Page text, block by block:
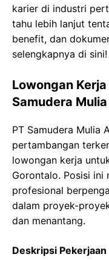
karier di industri
tahu lebih lanjut
benefit, dan
selengkapnya di sini!
Lowongan
Samudera
PT Samudera Mulia
pertambangan
lowongan kerja
Gorontalo. Posisi ini
profesional
dalam proyek-
dan menantang.
Deskripsi Pekerjaan